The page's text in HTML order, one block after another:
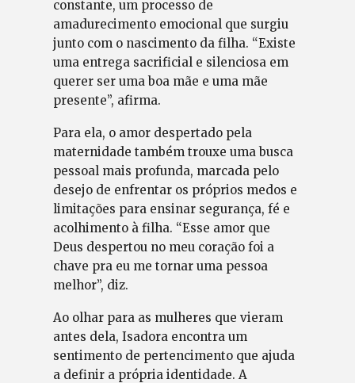
constante, um processo de
amadurecimento emocional que surgiu
junto com o nascimento da filha. “Existe
uma entrega sacrificial e silenciosa em
querer ser uma boa mãe e uma mãe
presente”, afirma.
Para ela, o amor despertado pela
maternidade também trouxe uma busca
pessoal mais profunda, marcada pelo
desejo de enfrentar os próprios medos e
limitações para ensinar segurança, fé e
acolhimento à filha. “Esse amor que
Deus despertou no meu coração foi a
chave pra eu me tornar uma pessoa
melhor”, diz.
Ao olhar para as mulheres que vieram
antes dela, Isadora encontra um
sentimento de pertencimento que ajuda
a definir a própria identidade. A